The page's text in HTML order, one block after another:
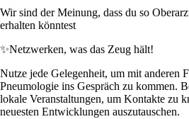
Wir sind der Meinung, dass du so
erhalten könntest
✨Netzwerken, was das Zeug hält!
Nutze jede Gelegenheit, um mit anderen
Pneumologie ins Gespräch zu kommen.
lokale Veranstaltungen, um Kontakte zu
neuesten Entwicklungen auszutauschen.